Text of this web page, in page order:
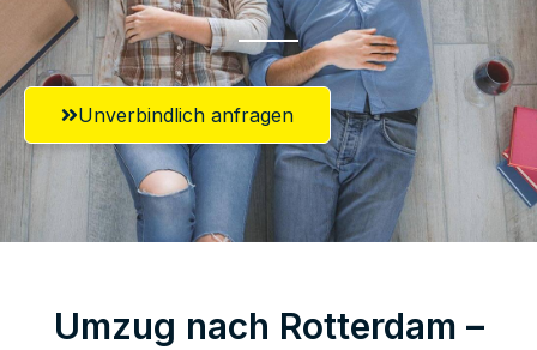
Unverbindlich anfragen
Umzug nach Rotterdam –